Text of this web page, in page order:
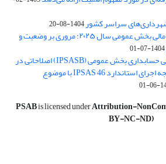
1404-08-20
شاخص بین‌المللی پاسخگویی مالی بخش عمومی سال ۲۰۲۵: مروری بر وضعیت و
1404-07-01
هیئت استانداردهای بین‌المللی حسابداری بخش عمومی (IPSASB) اصلاحاتی در
استانداردهای IPSAS در نتیجه اجرای استاندارد IPSAS 46 با موضوع
PSABis licensed underAttribution-
BY-NC-ND)